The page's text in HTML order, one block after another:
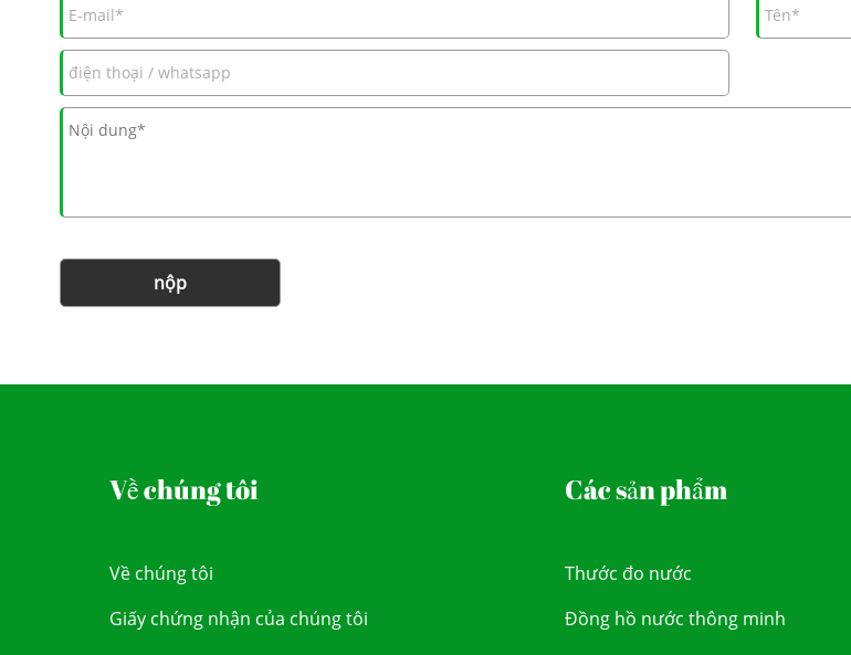
nộp
Về chúng tôi
Về chúng tôi
Giấy chứng nhận của chúng tôi
Các sản phẩm
Thước đo nước
Đồng hồ nước thông minh